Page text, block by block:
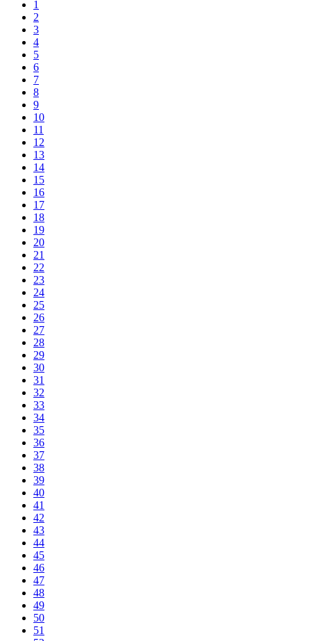
1
2
3
4
5
6
7
8
9
10
11
12
13
14
15
16
17
18
19
20
21
22
23
24
25
26
27
28
29
30
31
32
33
34
35
36
37
38
39
40
41
42
43
44
45
46
47
48
49
50
51